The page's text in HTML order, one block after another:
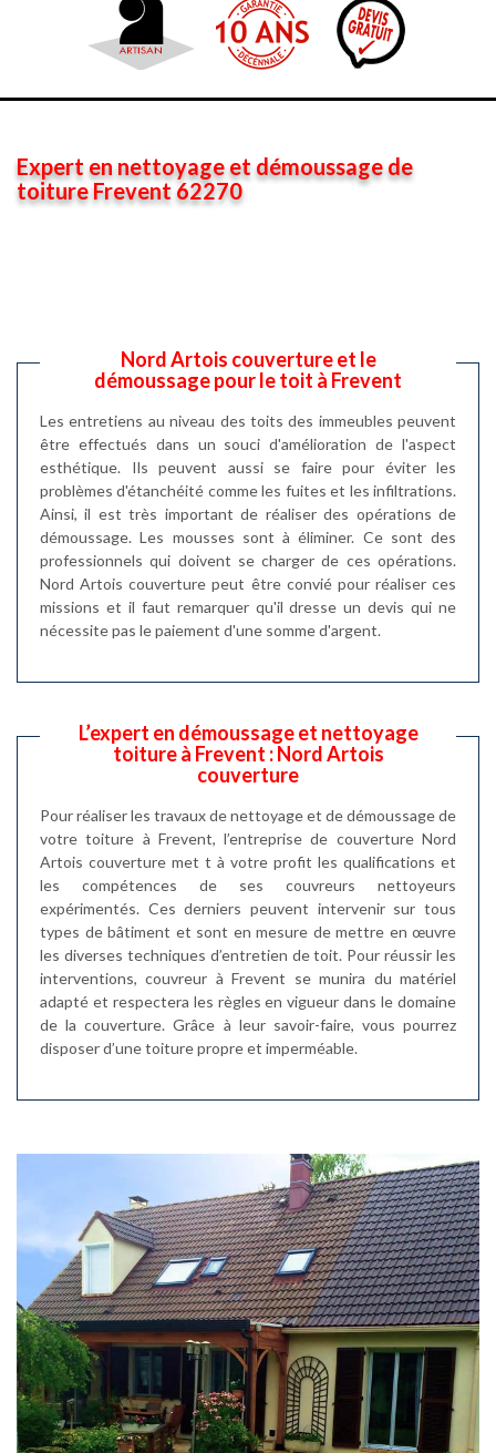
Expert en nettoyage et démoussage de
toiture Frevent 62270
Nord Artois couverture et le
démoussage pour le toit à Frevent
Les entretiens au niveau des toits des immeubles peuvent
être effectués dans un souci d'amélioration de l'aspect
esthétique. Ils peuvent aussi se faire pour éviter les
problèmes d'étanchéité comme les fuites et les infiltrations.
Ainsi, il est très important de réaliser des opérations de
démoussage. Les mousses sont à éliminer. Ce sont des
professionnels qui doivent se charger de ces opérations.
Nord Artois couverture peut être convié pour réaliser ces
missions et il faut remarquer qu'il dresse un devis qui ne
nécessite pas le paiement d'une somme d'argent.
L’expert en démoussage et nettoyage
toiture à Frevent : Nord Artois
couverture
Pour réaliser les travaux de nettoyage et de démoussage de
votre toiture à Frevent, l’entreprise de couverture Nord
Artois couverture met t à votre profit les qualifications et
les compétences de ses couvreurs nettoyeurs
expérimentés. Ces derniers peuvent intervenir sur tous
types de bâtiment et sont en mesure de mettre en œuvre
les diverses techniques d’entretien de toit. Pour réussir les
interventions, couvreur à Frevent se munira du matériel
adapté et respectera les règles en vigueur dans le domaine
de la couverture. Grâce à leur savoir-faire, vous pourrez
disposer d’une toiture propre et imperméable.